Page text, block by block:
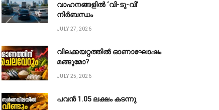
വാഹനങ്ങളിൽ ‘വി-ടു-വി’
നിർബന്ധം
JULY 27, 2026
വിലക്കയറ്റത്തിൽ ഓണാഘോഷം
മങ്ങുമോ?
JULY 25, 2026
പവൻ ₹1.05 ലക്ഷം കടന്നു